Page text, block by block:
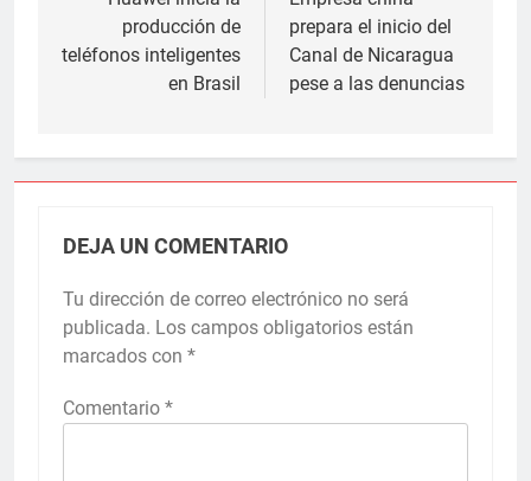
entradas
producción de
teléfonos inteligentes
en Brasil
prepara el inicio del
Canal de Nicaragua
pese a las denuncias
DEJA UN COMENTARIO
Tu dirección de correo electrónico no será
publicada. Los campos obligatorios están
marcados con *
Comentario *